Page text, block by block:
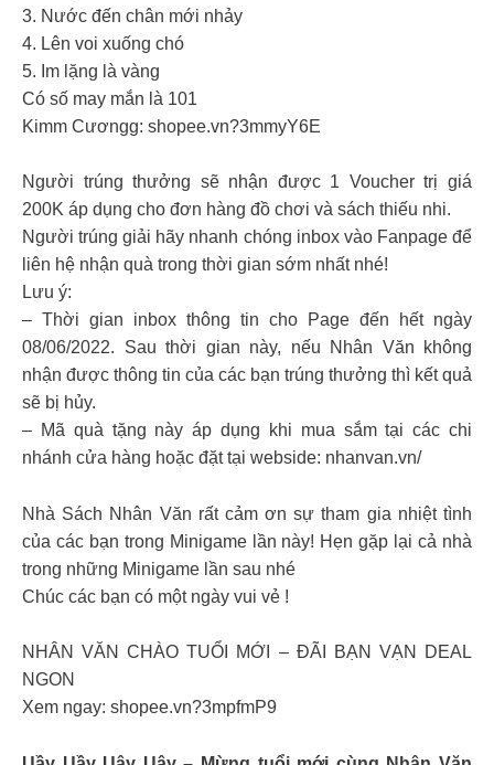
3. Nước đến chân mới nhảy
4. Lên voi xuống chó
5. Im lặng là vàng
Có số may mắn là 101
Kimm Cươngg: shopee.vn?3mmyY6E
Người trúng thưởng sẽ nhận được 1 Voucher trị giá
200K áp dụng cho đơn hàng đồ chơi và sách thiếu nhi.
Người trúng giải hãy nhanh chóng inbox vào Fanpage để
liên hệ nhận quà trong thời gian sớm nhất nhé!
Lưu ý:
– Thời gian inbox thông tin cho Page đến hết ngày
08/06/2022. Sau thời gian này, nếu Nhân Văn không
nhận được thông tin của các bạn trúng thưởng thì kết quả
sẽ bị hủy.
– Mã quà tặng này áp dụng khi mua sắm tại các chi
nhánh cửa hàng hoặc đặt tại webside: nhanvan.vn/
Nhà Sách Nhân Văn rất cảm ơn sự tham gia nhiệt tình
của các bạn trong Minigame lần này! Hẹn gặp lại cả nhà
trong những Minigame lần sau nhé
Chúc các bạn có một ngày vui vẻ !
NHÂN VĂN CHÀO TUỔI MỚI – ĐÃI BẠN VẠN DEAL
NGON
Xem ngay: shopee.vn?3mpfmP9